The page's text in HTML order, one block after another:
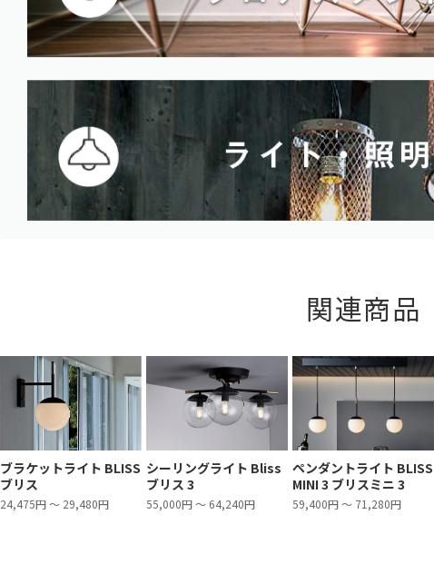
関連商品
ブラケットライト BLISS
ブリス
24,475円 ～ 29,480円
シーリングライト Bliss
ブリス 3
55,000円 ～ 64,240円
ペンダントライト BLISS
MINI 3 ブリスミニ 3
59,400円 ～ 71,280円